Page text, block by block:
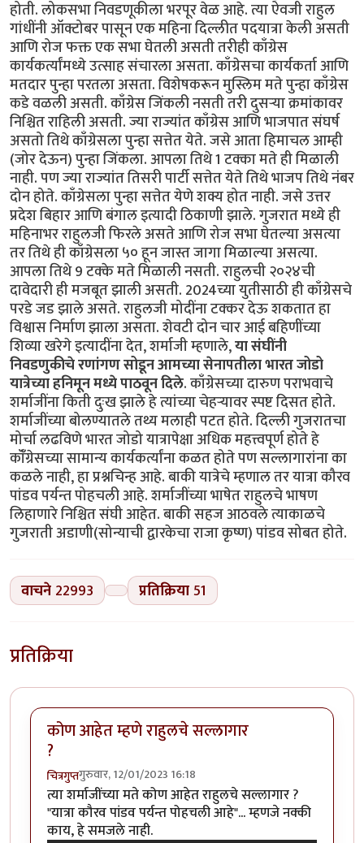
होती. लोकसभा निवडणूकीला भरपूर वेळ आहे. त्या ऐवजी राहुल
गांधींनी ऑक्टोबर पासून एक महिना दिल्लीत पदयात्रा केली असती
आणि रोज फक्त एक सभा घेतली असती तरीही काँग्रेस
कार्यकर्त्यांमध्ये उत्साह संचारला असता. काँग्रेसचा कार्यकर्ता आणि
मतदार पुन्हा परतला असता. विशेषकरून मुस्लिम मते पुन्हा काँग्रेस
कडे वळली असती. काँग्रेस जिंकली नसती तरी दुसऱ्या क्रमांकावर
निश्चित राहिली असती. ज्या राज्यांत काँग्रेस आणि भाजपात संघर्ष
असतो तिथे काँग्रेसला पुन्हा सत्तेत येते. जसे आता हिमाचल आम्ही
(जोर देऊन) पुन्हा जिंकला. आपला तिथे 1 टक्का मते ही मिळाली
नाही. पण ज्या राज्यांत तिसरी पार्टी सत्तेत येते तिथे भाजप तिथे नंबर
दोन होते. काँग्रेसला पुन्हा सत्तेत येणे शक्य होत नाही. जसे उत्तर
प्रदेश बिहार आणि बंगाल इत्यादी ठिकाणी झाले. गुजरात मध्ये ही
महिनाभर राहुलजी फिरले असते आणि रोज सभा घेतल्या असत्या
तर तिथे ही काँग्रेसला ५० हून जास्त जागा मिळाल्या असत्या.
आपला तिथे 9 टक्के मते मिळाली नसती. राहुलची २०२४ची
दावेदारी ही मजबूत झाली असती. 2024च्या युतीसाठी ही काँग्रेसचे
परडे जड झाले असते. राहुलजी मोदींना टक्कर देऊ शकतात हा
विश्वास निर्माण झाला असता. शेवटी दोन चार आई बहिणींच्या
शिव्या खरेगे इत्यादींना देत, शर्माजी म्हणाले,या संघींनी
निवडणुकीचे रणांगण सोडून आमच्या सेनापतीला भारत जोडो
यात्रेच्या हनिमून मध्ये पाठवून दिले. काँग्रेसच्या दारुण पराभवाचे
शर्माजींना किती दुःख झाले हे त्यांच्या चेहऱ्यावर स्पष्ट दिसत होते.
शर्माजींच्या बोलण्यातले तथ्य मलाही पटत होते. दिल्ली गुजरातचा
मोर्चा लढविणे भारत जोडो यात्रापेक्षा अधिक महत्त्वपूर्ण होते हे
कॉँग्रेसच्या सामान्य कार्यकर्त्यांना कळत होते पण सल्लागारांना का
कळले नाही, हा प्रश्नचिन्ह आहे. बाकी यात्रेचे म्हणाल तर यात्रा कौरव
पांडव पर्यन्त पोहचली आहे. शर्माजींच्या भाषेत राहुलचे भाषण
लिहाणारे निश्चित संघी आहेत. बाकी सहज आठवले त्याकाळचे
गुजराती अडाणी(सोन्याची द्वारकेचा राजा कृष्ण) पांडव सोबत होते.
वाचने 22993 प्रतिक्रिया51
प्रतिक्रिया
कोण आहेत म्हणे राहुलचे सल्लागार
?
चित्रगुप्तगुरुवार, 12/01/2023 16:18
त्या शर्माजींच्या मते कोण आहेत राहुलचे सल्लागार ?
"यात्रा कौरव पांडव पर्यन्त पोहचली आहे"... म्हणजे नक्की
काय, हे समजले नाही.